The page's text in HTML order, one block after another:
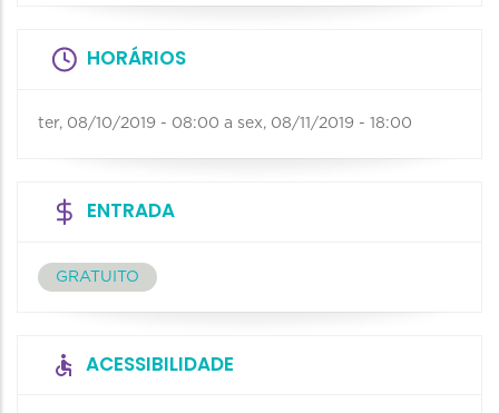
HORÁRIOS
ter, 08/10/2019 - 08:00 a sex, 08/11/2019 - 18:00
ENTRADA
GRATUITO
ACESSIBILIDADE